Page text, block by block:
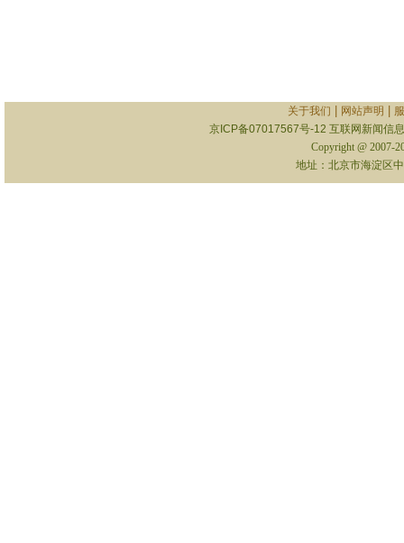
关于我们 网站声明
京ICP备07017567号-12 互联网新闻信
Copyright @ 2007-
地址：北京市海淀区